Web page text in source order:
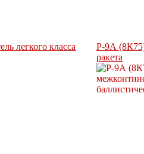
легкого класса
Р-9А (8К75)
ракета